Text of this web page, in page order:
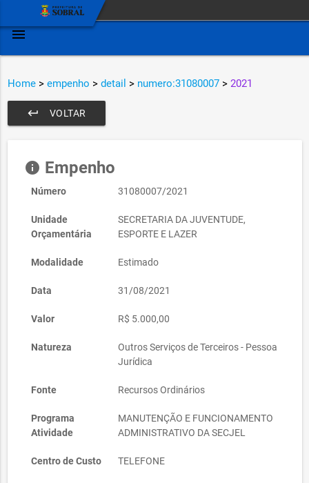
menu
Home > empenho > detail > numero:31080007 > 2021
VOLTAR
keyboard_return
info Empenho
Número 31080007/2021
Unidade
Orçamentária
SECRETARIA DA JUVENTUDE,
ESPORTE E LAZER
Modalidade Estimado
Data 31/08/2021
Valor R$ 5.000,00
Natureza
Outros Serviços de Terceiros - Pessoa
Jurídica
Fonte Recursos Ordinários
Programa
Atividade
MANUTENÇÃO E FUNCIONAMENTO
ADMINISTRATIVO DA SECJEL
Centro de Custo TELEFONE